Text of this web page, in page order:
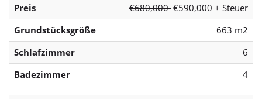
Preis €680,000 €590,000 + Steuer
Grundstücksgröße
663 m2
Schlafzimmer
6
Badezimmer
4